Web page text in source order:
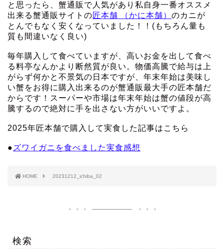
と思ったら、蟹通販で人気があり私自身一番オススメ
出来る蟹通販サイトの匠本舗 （かに本舗） のカニが
とんでもなく安くなっていました！！(もちろん量も
質も間違いなく良い)
毎年購入して食べていますが、高いお金を出して食べ
る料亭なんかより断然質が良い。物価高騰で給与は上
がらず何かと不景気の日本ですが、年末年始は美味し
い蟹をお得に購入出来るのが蟹通販最大手の匠本舗だ
からです！スーパーや市場は年末年始は蟹の値段が高
騰するので絶対に手を出さない方がいいですよ。
2025年匠本舗で購入して実食した記事はこちら
● ズワイガニを食べました実食感想
HOME 20231212_ichiba_02
検索